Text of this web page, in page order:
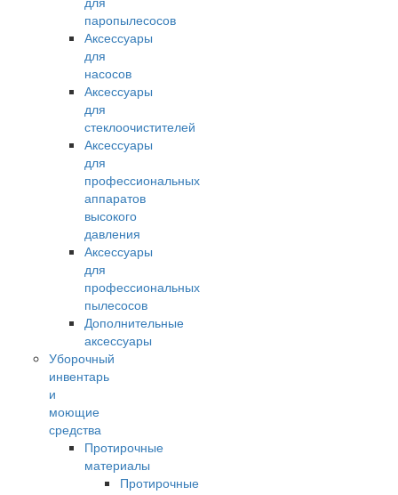
паропылесосов
Аксессуары
для
насосов
Аксессуары
для
стеклоочистителей
Аксессуары
для
профессиональных
аппаратов
высокого
давления
Аксессуары
для
профессиональных
пылесосов
Дополнительные
аксессуары
Уборочный
инвентарь
и
моющие
средства
Протирочные
материалы
Протирочные